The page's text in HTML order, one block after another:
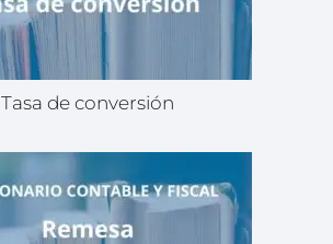
Tasa de conversión